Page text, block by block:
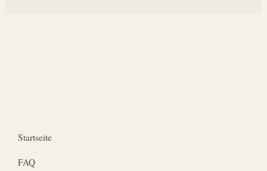
Startseite
FAQ